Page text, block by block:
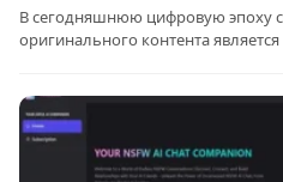
В сегодняшнюю цифровую эпоху
оригинального контента